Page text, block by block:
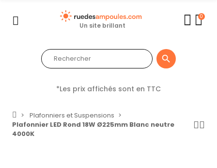
Un site brillant
0

*Les prix affichés sont en TTC
Plafonniers et Suspensions
Plafonnier LED Rond 18W Ø225mm Blanc neutre
4000K